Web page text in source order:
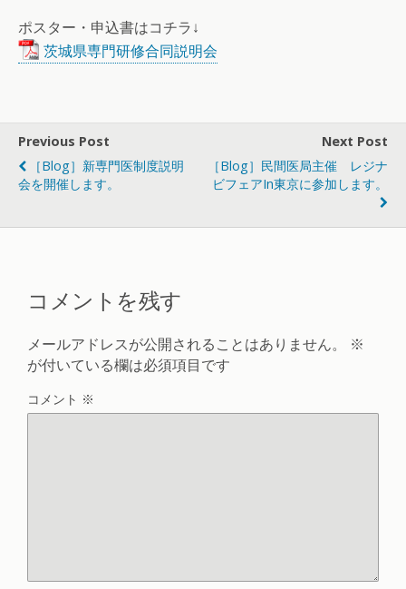
ポスター・申込書はコチラ↓
茨城県専門研修合同説明会
Previous Post
［Blog］新専門医制度説明
会を開催します。
Next Post
［Blog］民間医局主催 レジナ
ビフェアin東京に参加します。
コメントを残す
メールアドレスが公開されることはありません。
※
が付いている欄は必須項目です
コメント ※